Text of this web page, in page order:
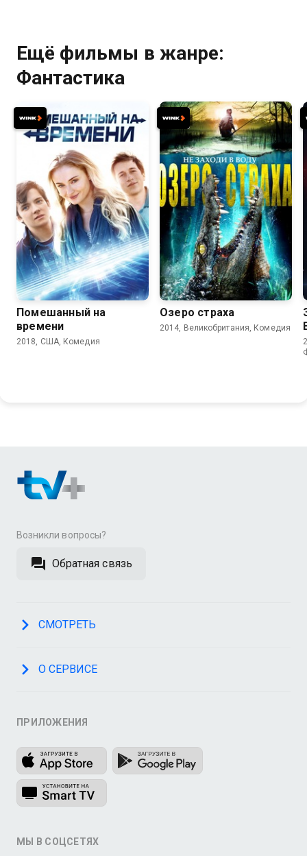
Ещё фильмы в жанре:
Фантастика
6.4 5.8
Помешанный на
времени
2018, США, Комедия
4.1 4.0
Озеро страха
2014, Великобритания, Комедия
Возникли вопросы?
Обратная связь
СМОТРЕТЬ
О СЕРВИСЕ
ПРИЛОЖЕНИЯ
МЫ В СОЦСЕТЯХ